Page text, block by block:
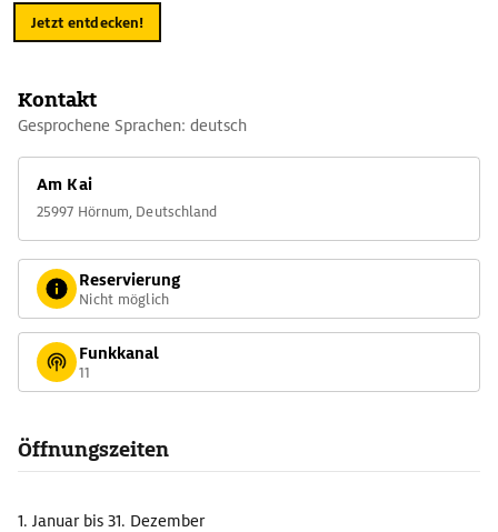
Jetzt entdecken!
Kontakt
Gesprochene Sprachen: deutsch
Am Kai
25997 Hörnum, Deutschland
Reservierung
Nicht möglich
Funkkanal
11
Öffnungszeiten
1. Januar bis 31. Dezember